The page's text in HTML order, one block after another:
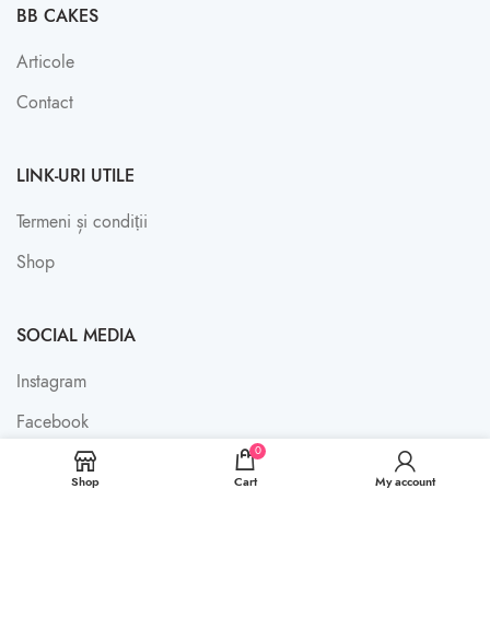
BB CAKES
Articole
Contact
LINK-URI UTILE
Termeni și condiții
Shop
SOCIAL MEDIA
Instagram
Facebook
Shop
0
Cart My account